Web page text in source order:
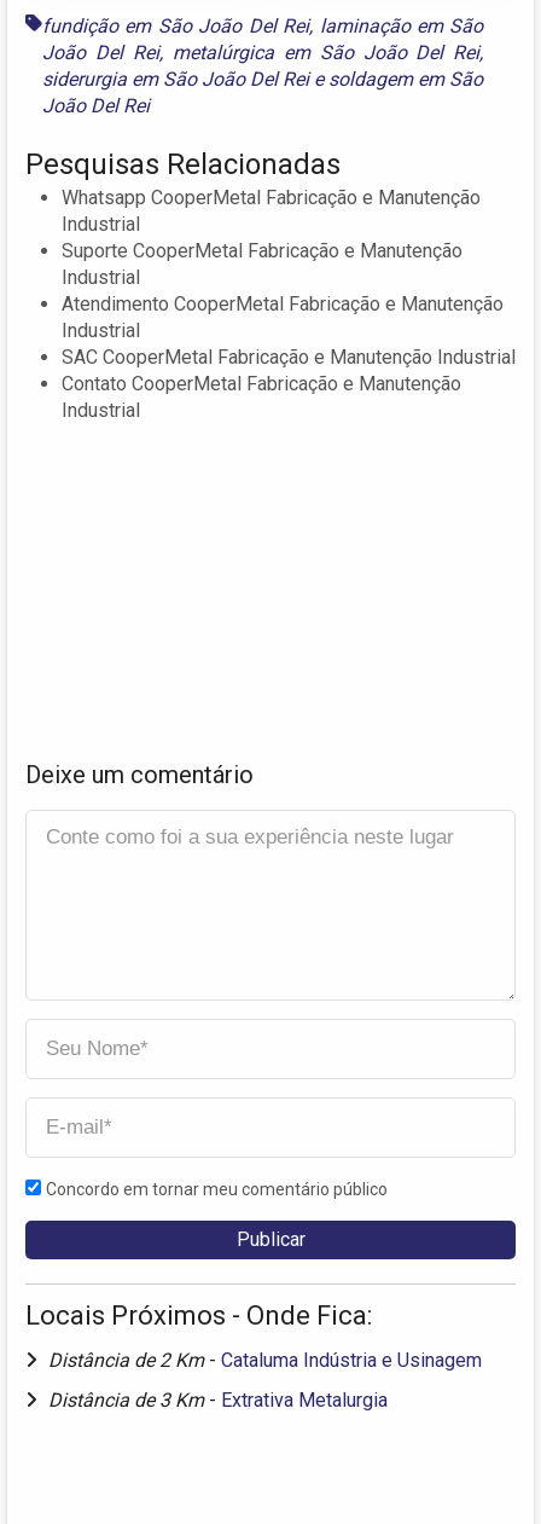
fundição em São João Del Rei, laminação em São
João Del Rei, metalúrgica em São João Del Rei,
siderurgia em São João Del Reiesoldagem em São
João Del Rei
Pesquisas Relacionadas
Whatsapp CooperMetal Fabricação e Manutenção
Industrial
Suporte CooperMetal Fabricação e Manutenção
Industrial
Atendimento CooperMetal Fabricação e Manutenção
Industrial
SAC CooperMetal Fabricação e Manutenção Industrial
Contato CooperMetal Fabricação e Manutenção
Industrial
Deixe um comentário
Concordo em tornar meu comentário público
Locais Próximos - Onde Fica:
Distância de 2 Km - Cataluma Indústria e Usinagem
Distância de 3 Km - Extrativa Metalurgia